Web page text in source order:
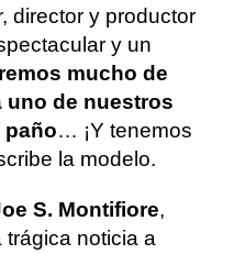
director y productor
y un
mucho de
uno de nuestros
paño… ¡Y tenemos
la modelo.
S. Montifiore,
noticia a